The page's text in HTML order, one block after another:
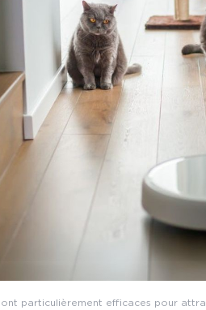
particulièrement efficaces pour